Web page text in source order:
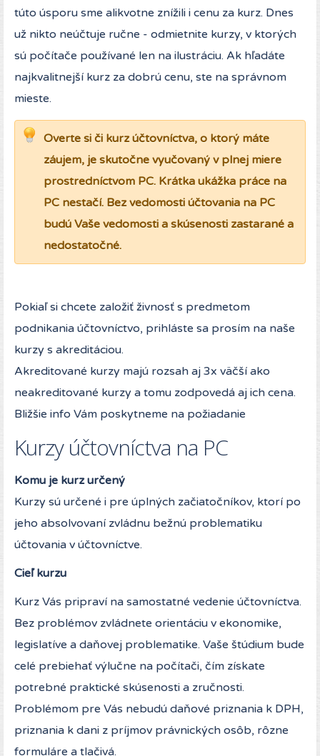
túto úsporu sme alikvotne znížili i cenu za kurz. Dnes
už nikto neúčtuje ručne - odmietnite kurzy, v ktorých
sú počítače používané len na ilustráciu. Ak hľadáte
najkvalitnejší kurz za dobrú cenu, ste na správnom
mieste.
Overte si či kurz účtovníctva, o ktorý máte
záujem, je skutočne vyučovaný v plnej miere
prostredníctvom PC. Krátka ukážka práce na
PC nestačí. Bez vedomosti účtovania na PC
budú Vaše vedomosti a skúsenosti zastarané a
nedostatočné.
Pokiaľ si chcete založiť živnosť s predmetom
podnikania účtovníctvo, prihláste sa prosím na naše
kurzy s akreditáciou.
Akreditované kurzy majú rozsah aj 3x väčší ako
neakreditované kurzy a tomu zodpovedá aj ich cena.
Bližšie info Vám poskytneme na požiadanie
Kurzy účtovníctva na PC
Komu je kurz určený
Kurzy sú určené i pre úplných začiatočníkov, ktorí po
jeho absolvovaní zvládnu bežnú problematiku
účtovania v účtovníctve.
Cieľ kurzu
Kurz Vás pripraví na samostatné vedenie účtovníctva.
Bez problémov zvládnete orientáciu v ekonomike,
legislatíve a daňovej problematike. Vaše štúdium bude
celé prebiehať výlučne na počítači, čím získate
potrebné praktické skúsenosti a zručnosti.
Problémom pre Vás nebudú daňové priznania k DPH,
priznania k dani z príjmov právnických osôb, rôzne
formuláre a tlačivá.